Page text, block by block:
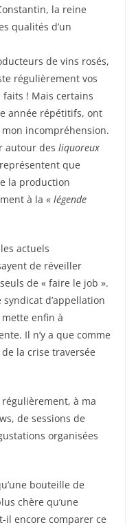
la reine
qualités d’un
de vins rosés,
régulièrement vos
! Mais certains
année répétitifs, ont
incompréhension.
autour des liquoreux
que
la production
à la « légende
actuels
de réveiller
de « faire le job ».
d’appellation
enfin à
Il n’y a que comme
la crise traversée
à ma
de sessions de
organisées
bouteille de
chère qu’une
il encore comparer ce